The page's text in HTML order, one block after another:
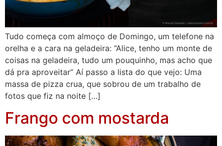
Tudo começa com almoço de Domingo, um telefone na
orelha e a cara na geladeira: “Alice, tenho um monte de
coisas na geladeira, tudo um pouquinho, mas acho que
dá pra aproveitar” Aí passo a lista do que vejo: Uma
massa de pizza crua, que sobrou de um trabalho de
fotos que fiz na noite […]
Frango com mostarda